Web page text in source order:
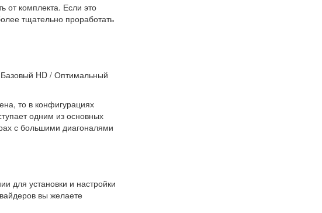
от комплекта. Если это
тщательно проработать
Базовый HD / Оптимальный
то в конфигурациях
одним из основных
с большими диагоналями
для установки и настройки
вы желаете